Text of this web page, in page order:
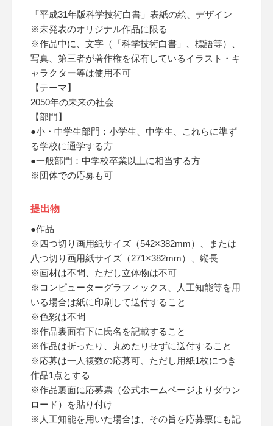
「平成31年版科学技術白書」表紙の絵、デザイン
※未発表のオリジナル作品に限る
※作品中に、文字（「科学技術白書」、標語等）、
写真、第三者が著作権を保有しているイラスト・キ
ャラクター等は使用不可
【テーマ】
2050年の未来の社会
【部門】
●小・中学生部門：小学生、中学生、これらに準ず
る学校に通学する方
●一般部門：中学校卒業以上に相当する方
※団体での応募も可
提出物
●作品
※四つ切り画用紙サイズ（542×382mm）、または
八つ切り画用紙サイズ（271×382mm）、縦長
※画材は不問、ただし立体物は不可
※コンピューターグラフィックス、人工知能等を用
いる場合は紙に印刷して送付すること
※色彩は不問
※作品裏面右下に氏名を記載すること
※作品は折ったり、丸めたりせずに送付すること
※応募は一人複数の応募可、ただし用紙1枚につき
作品1点とする
※作品裏面に応募票（公式ホームページよりダウン
ロード）を貼り付け
※人工知能を用いた場合は、その旨を応募票にも記